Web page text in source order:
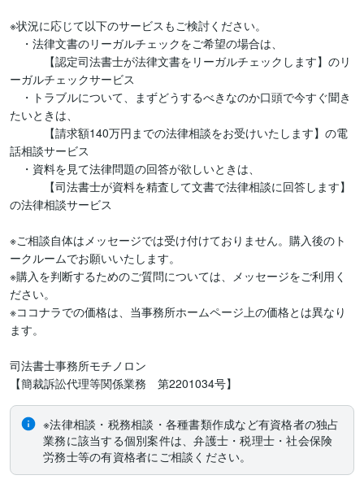
※状況に応じて以下のサービスもご検討ください。
・法律文書のリーガルチェックをご希望の場合は、
【認定司法書士が法律文書をリーガルチェックします】のリ
ーガルチェックサービス
・トラブルについて、まずどうするべきなのか口頭で今すぐ聞き
たいときは、
【請求額140万円までの法律相談をお受けいたします】の電
話相談サービス
・資料を見て法律問題の回答が欲しいときは、
【司法書士が資料を精査して文書で法律相談に回答します】
の法律相談サービス
※ご相談自体はメッセージでは受け付けておりません。購入後のト
ークルームでお願いいたします。
※購入を判断するためのご質問については、メッセージをご利用く
ださい。
※ココナラでの価格は、当事務所ホームページ上の価格とは異なり
ます。
司法書士事務所モチノロン
【簡裁訴訟代理等関係業務　第2201034号】
※法律相談・税務相談・各種書類作成など有資格者の独占
業務に該当する個別案件は、弁護士・税理士・社会保険
労務士等の有資格者にご相談ください。